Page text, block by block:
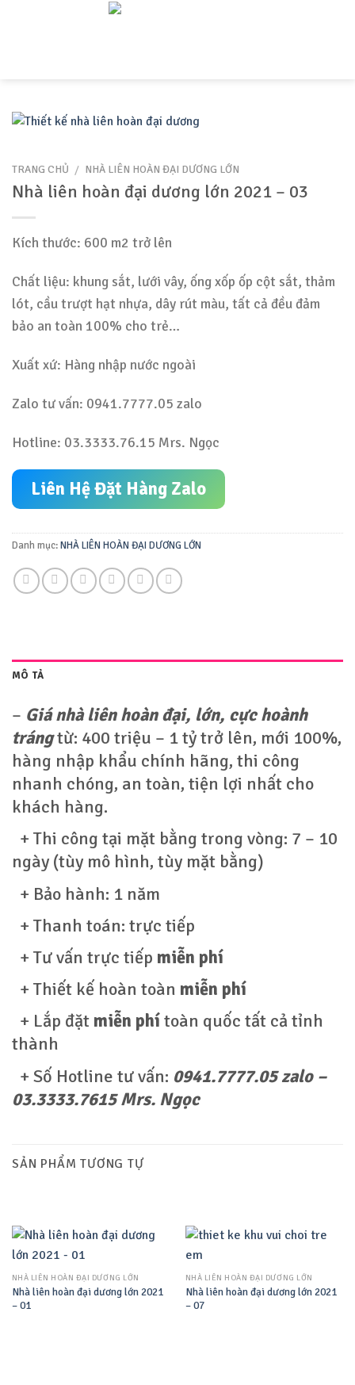
TRANG CHỦ / NHÀ LIÊN HOÀN ĐẠI DƯƠNG LỚN
Nhà liên hoàn đại dương lớn 2021 – 03
Kích thước: 600 m2 trở lên
Chất liệu: khung sắt, lưới vây, ống xốp ốp cột sắt, thảm
lót, cầu trượt hạt nhựa, dây rút màu, tất cả đều đảm
bảo an toàn 100% cho trẻ…
Xuất xứ: Hàng nhập nước ngoài
Zalo tư vấn: 0941.7777.05 zalo
Hotline: 03.3333.76.15 Mrs. Ngọc
Liên Hệ Đặt Hàng Zalo
Danh mục:NHÀ LIÊN HOÀN ĐẠI DƯƠNG LỚN
MÔ TẢ
– Giá nhà liên hoàn đại, lớn, cực hoành
trángtừ: 400 triệu – 1 tỷ trở lên, mới 100%,
hàng nhập khẩu chính hãng, thi công
nhanh chóng, an toàn, tiện lợi nhất cho
khách hàng.
+ Thi công tại mặt bằng trong vòng: 7 – 10
ngày (tùy mô hình, tùy mặt bằng)
+ Bảo hành: 1 năm
+ Thanh toán: trực tiếp
+ Tư vấn trực tiếp miễn phí
+ Thiết kế hoàn toàn miễn phí
+ Lắp đặt miễn phítoàn quốc tất cả tỉnh
thành
+ Số Hotline tư vấn: 0941.7777.05 zalo –
03.3333.7615 Mrs. Ngọc
SẢN PHẨM TƯƠNG TỰ
NHÀ LIÊN HOÀN ĐẠI DƯƠNG LỚN
Nhà liên hoàn đại dương lớn 2021
– 01
NHÀ LIÊN HOÀN ĐẠI DƯƠNG LỚN
Nhà liên hoàn đại dương lớn 2021
– 07